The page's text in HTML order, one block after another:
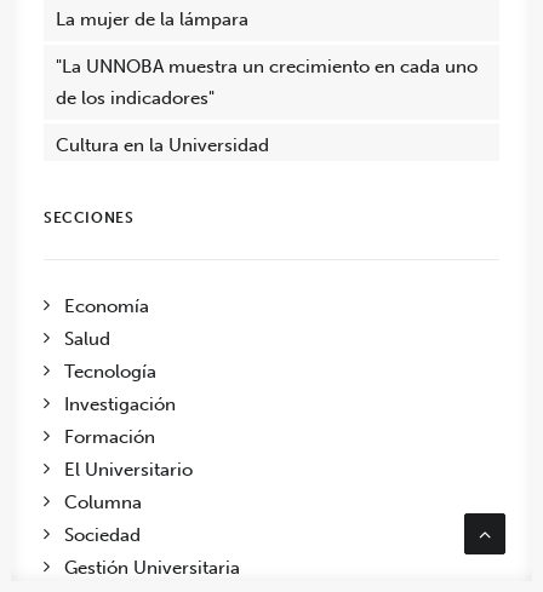
La mujer de la lámpara
"La UNNOBA muestra un crecimiento en cada uno
de los indicadores"
Cultura en la Universidad
SECCIONES
Economía
Salud
Tecnología
Investigación
Formación
El Universitario
Columna
Sociedad
Gestión Universitaria